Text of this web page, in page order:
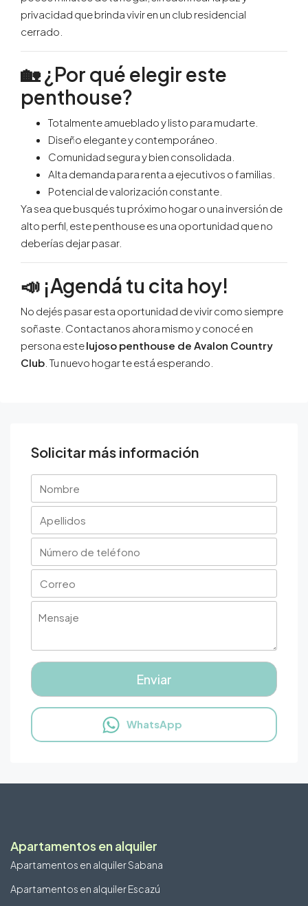
privacidad que brinda vivir en un club residencial
cerrado.
🏡 ¿Por qué elegir este
penthouse?
Totalmente amueblado y listo para mudarte.
Diseño elegante y contemporáneo.
Comunidad segura y bien consolidada.
Alta demanda para renta a ejecutivos o familias.
Potencial de valorización constante.
Ya sea que busqués tu próximo hogar o una inversión de
alto perfil, este penthouse es una oportunidad que no
deberías dejar pasar.
📣 ¡Agendá tu cita hoy!
No dejés pasar esta oportunidad de vivir como siempre
soñaste. Contactanos ahora mismo y conocé en
persona estelujoso penthouse de Avalon Country
Club . Tu nuevo hogar te está esperando.
Solicitar más información
WhatsApp
Apartamentos en alquiler
Apartamentos en alquiler Sabana
Apartamentos en alquiler Escazú